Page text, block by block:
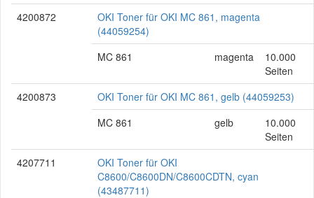
4200872
OKI Toner für OKI MC 861, magenta
(44059254)
MC 861
magenta
10.000
Seiten
4200873
OKI Toner für OKI MC 861, gelb (44059253)
MC 861
gelb
10.000
Seiten
4207711
OKI Toner für OKI
C8600/C8600DN/C8600CDTN, cyan
(43487711)